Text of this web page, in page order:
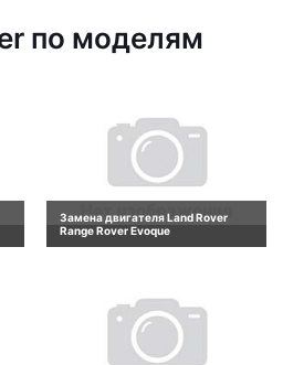
по моделям
Замена двигателя Land Rover
Range Rover Evoque